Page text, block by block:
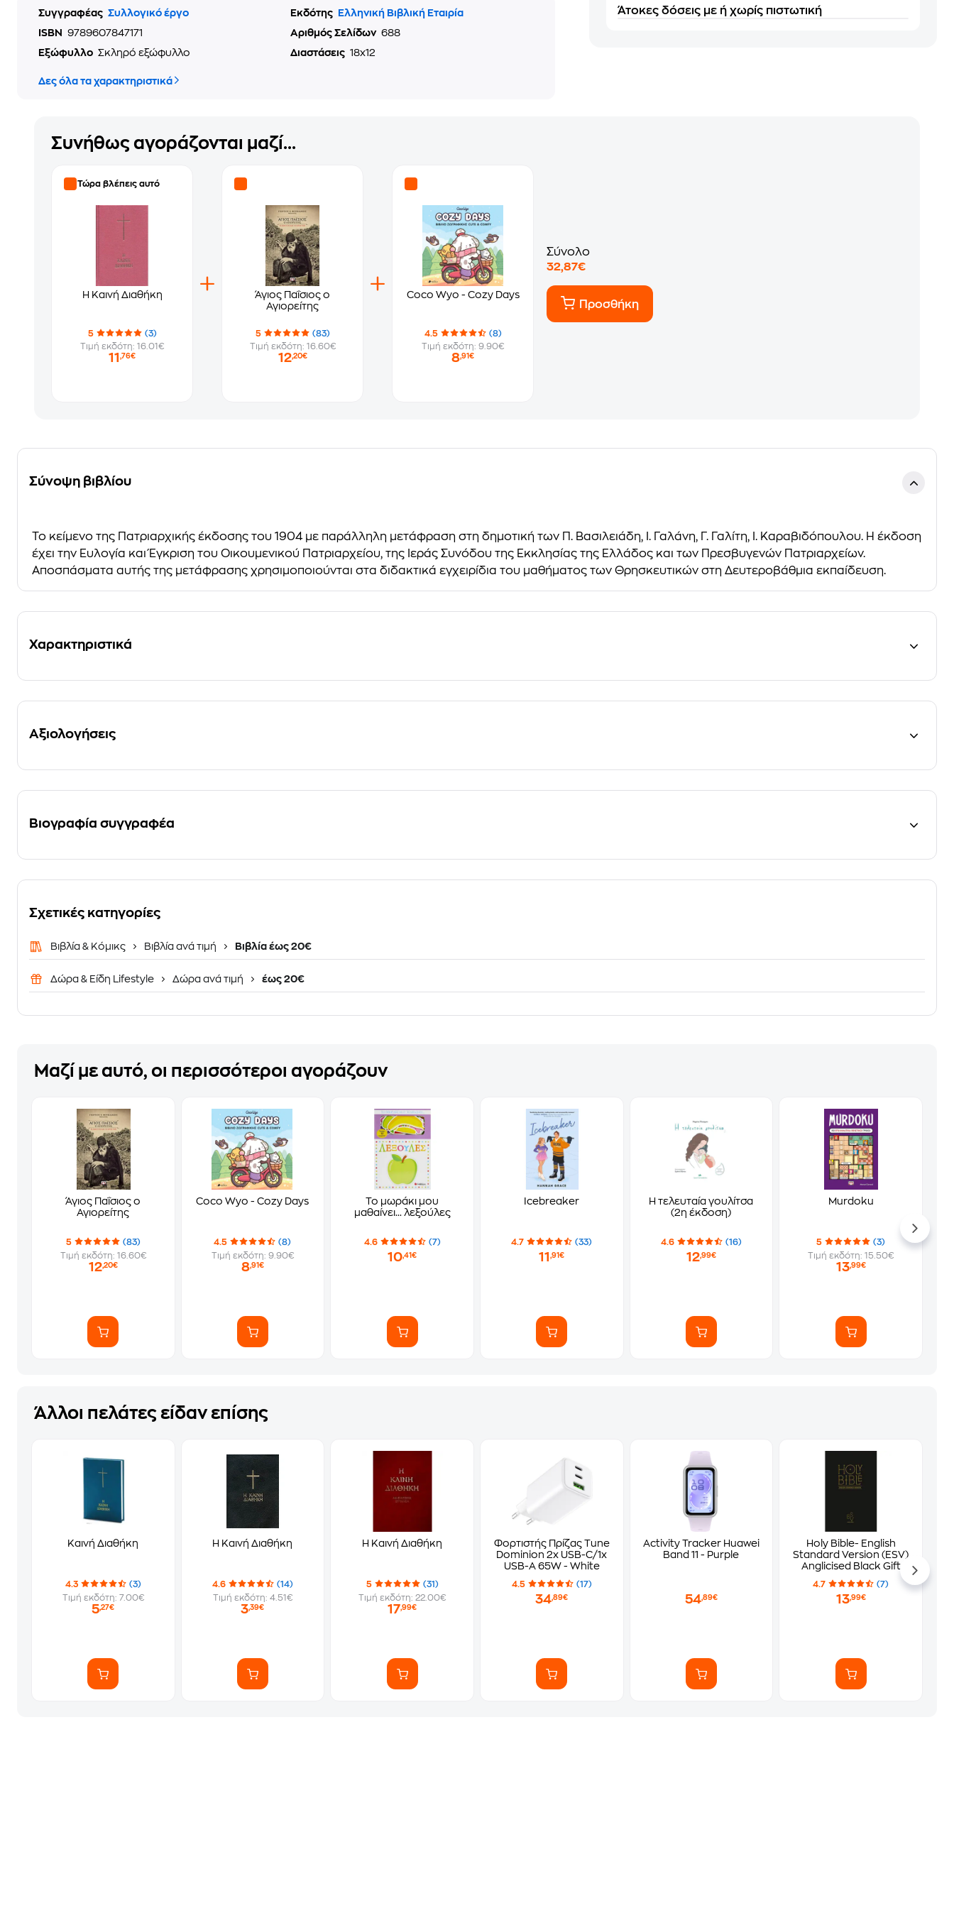
Συγγραφέας Συλλογικό έργο Εκδότης
Ελληνική Βιβλική Εταιρία
ISBN
9789607847171 Αριθμός Σελίδων 688
Εξώφυλλο Σκληρό εξώφυλλο Διαστάσεις 18x12
Δες όλα τα χαρακτηριστικά
Άτοκες δόσεις με ή χωρίς πιστωτική
Συνήθως αγοράζονται μαζί...
Τώρα βλέπεις αυτό
Η Καινή Διαθήκη
5
(3)
Τιμή εκδότη: 16.01€
11 ,76€
Άγιος Παΐσιος ο
Αγιορείτης
5
(83)
Τιμή εκδότη: 16.60€
12,20€
Coco Wyo - Cozy Days
4.5
(8)
Τιμή εκδότη: 9.90€
8,91€
Σύνολο
32,87€
Προσθήκη
Σύνοψη βιβλίου
Το κείμενο της Πατριαρχικής έκδοσης του 1904 με παράλληλη μετάφραση στη δημοτική των Π. Βασιλειάδη, Ι. Γαλάνη, Γ. Γαλίτη, Ι. Καραβιδόπουλου. Η έκδοση
έχει την Ευλογία και Έγκριση του Οικουμενικού Πατριαρχείου, της Ιεράς Συνόδου της Εκκλησίας της Ελλάδος και των Πρεσβυγενών Πατριαρχείων.
Αποσπάσματα αυτής της μετάφρασης χρησιμοποιούνται στα διδακτικά εγχειρίδια του μαθήματος των Θρησκευτικών στη Δευτεροβάθμια εκπαίδευση.
Χαρακτηριστικά
Αξιολογήσεις
Βιογραφία συγγραφέα
Σχετικές κατηγορίες
Βιβλία & Κόμικς Βιβλία ανά τιμή Βιβλία έως 20€
Δώρα & Είδη Lifestyle Δώρα ανά τιμή έως 20€
Μαζί με αυτό, οι περισσότεροι αγοράζουν
Άγιος Παΐσιος ο
Αγιορείτης
5
(83)
Τιμή εκδότη: 16.60€
12,20€
Coco Wyo - Cozy Days
4.5
(8)
Τιμή εκδότη: 9.90€
8,91€
Το μωράκι μου
μαθαίνει... λεξούλες
4.6 (7)
10,41€
Icebreaker
4.7 (33)
11,91€
Η τελευταία γουλίτσα
(2η έκδοση)
4.6 (16)
12,99€
Murdoku
5
(3)
Τιμή εκδότη: 15.50€
13,99€
Άλλοι πελάτες είδαν επίσης
Καινή Διαθήκη
4.3
(3)
Τιμή εκδότη: 7.00€
5,27€
Η Καινή Διαθήκη
4.6
(14)
Τιμή εκδότη: 4.51€
3,39€
Η Καινή Διαθήκη
5
(31)
Τιμή εκδότη: 22.00€
17,99€
Φορτιστής Πρίζας Tune
Dominion 2x USB-C/1x
USB-A 65W - White
4.5 (17)
34,89€
Activity Tracker Huawei
Band 11 - Purple
54,89€
Holy Bible- English
Standard Version (ESV)
Anglicised Black Gift
and Award edition
4.7 (7)
13,99€